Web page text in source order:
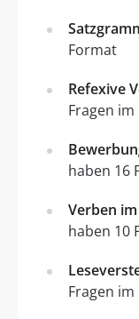
Format
Refexive
Fragen im
haben 16
Verben
haben 10
Fragen im